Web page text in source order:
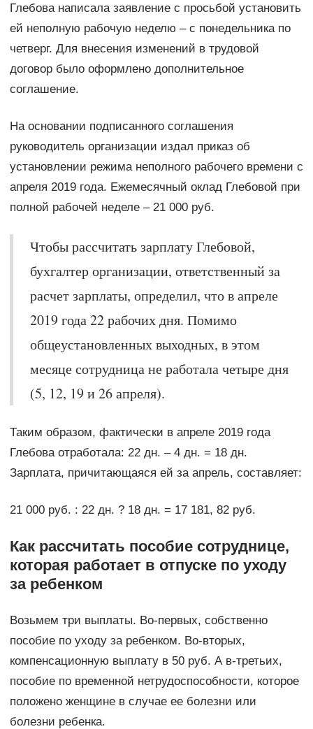
Глебова написала заявление с просьбой установить
ей неполную рабочую неделю – с понедельника по
четверг. Для внесения изменений в трудовой
договор было оформлено дополнительное
соглашение.
На основании подписанного соглашения
руководитель организации издал приказ об
установлении режима неполного рабочего времени с
апреля 2019 года. Ежемесячный оклад Глебовой при
полной рабочей неделе – 21 000 руб.
Чтобы рассчитать зарплату Глебовой,
бухгалтер организации, ответственный за
расчет зарплаты, определил, что в апреле
2019 года 22 рабочих дня. Помимо
общеустановленных выходных, в этом
месяце сотрудница не работала четыре дня
(5, 12, 19 и 26 апреля).
Таким образом, фактически в апреле 2019 года
Глебова отработала: 22 дн. – 4 дн. = 18 дн.
Зарплата, причитающаяся ей за апрель, составляет:
21 000 руб. : 22 дн. ? 18 дн. = 17 181, 82 руб.
Как рассчитать пособие сотруднице,
которая работает в отпуске по уходу
за ребенком
Возьмем три выплаты. Во-первых, собственно
пособие по уходу за ребенком. Во-вторых,
компенсационную выплату в 50 руб. А в-третьих,
пособие по временной нетрудоспособности, которое
положено женщине в случае ее болезни или
болезни ребенка.